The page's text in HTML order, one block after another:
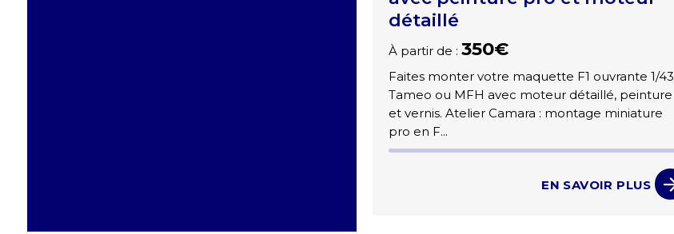
détaillé
À partir de : 350€
Faites monter votre maquette F1 ouvrante 1/43
Tameo ou MFH avec moteur détaillé, peinture
et vernis. Atelier Camara : montage miniature
pro en F...
EN SAVOIR PLUS